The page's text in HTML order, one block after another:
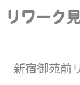
リワーク
新宿御苑前